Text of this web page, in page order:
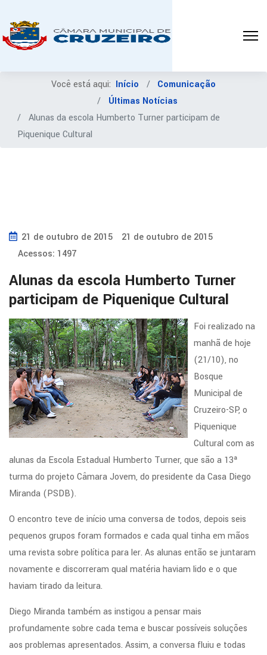
Você está aqui: Início
Comunicação
Últimas Notícias
Alunas da escola Humberto Turner participam de
Piquenique Cultural
21 de outubro de 2015
21 de outubro de 2015
Acessos: 1497
Alunas da escola Humberto Turner
participam de Piquenique Cultural
Foi realizado na
manhã de hoje
(21/10), no
Bosque
Municipal de
Cruzeiro-SP, o
Piquenique
Cultural com as
alunas da Escola Estadual Humberto Turner, que são a 13ª
turma do projeto Câmara Jovem, do presidente da Casa Diego
Miranda (PSDB).
O encontro teve de início uma conversa de todos, depois seis
pequenos grupos foram formados e cada qual tinha em mãos
uma revista sobre política para ler. As alunas então se juntaram
novamente e discorreram qual matéria haviam lido e o que
haviam tirado da leitura.
Diego Miranda também as instigou a pensar mais
profundamente sobre cada tema e buscar possíveis soluções
aos problemas apresentados. Assim, a conversa fluiu e todas